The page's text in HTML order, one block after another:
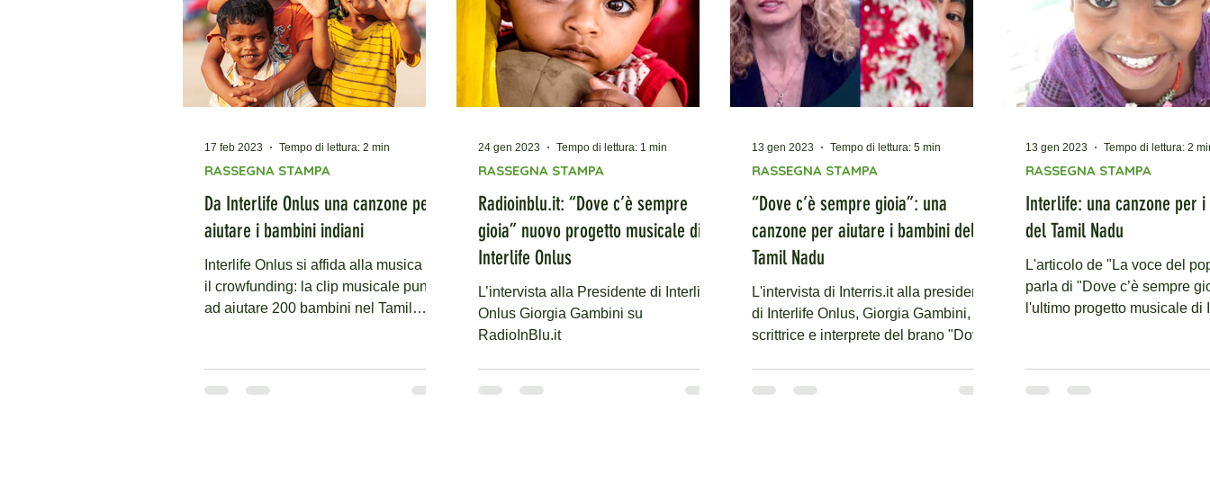
Da Interlife Onlus una canzone per
aiutare i bambini indiani
Interlife Onlus si affida alla musica per
il crowfunding: la clip musicale punta
ad aiutare 200 bambini nel Tamil
RASSEGNA STAMPA
17 feb 2023 Tempo di lettura: 2 min
Radioinblu.it: “Dove c’è sempre
gioia” nuovo progetto musicale di
Interlife Onlus
L’intervista alla Presidente di Interlife
Onlus Giorgia Gambini su
RadioInBlu.it
RASSEGNA STAMPA
24 gen 2023 Tempo di lettura: 1 min
“Dove c’è sempre gioia”: una
canzone per aiutare i bambini del
Tamil Nadu
L'intervista di Interris.it alla presidente
di Interlife Onlus, Giorgia Gambini,
scrittrice e interprete del brano "Dove
RASSEGNA STAMPA
13 gen 2023 Tempo di lettura: 5 min
Interlife: una canzone per
del Tamil Nadu
L'articolo de "La voce del
parla di "Dove c’è sempre
l'ultimo progetto musicale di
RASSEGNA STAMPA
13 gen 2023 Tempo di lettura: 2